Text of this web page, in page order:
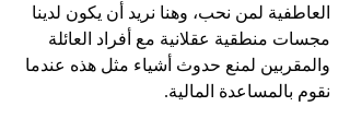
العاطفية لمن نحب، وهنا نريد أن يكون لدينا
مجسات منطقية عقلانية مع أفراد العائلة
والمقربين لمنع حدوث أشياء مثل هذه عندما
نقوم بالمساعدة المالية.